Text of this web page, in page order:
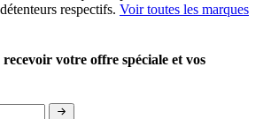
respectifs. Voir toutes les marques
votre offre spéciale et vos